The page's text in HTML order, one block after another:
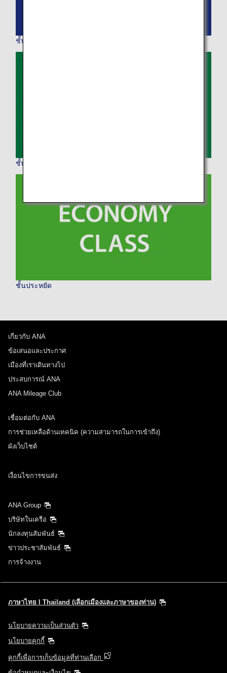
ชั้นธุรกิจ
ชั้นประหยัดพรีเมียม
ชั้นประหยัด
เกี่ยวกับ ANA
ข้อเสนอและประกาศ
เมืองที่เราเดินทางไป
ประสบการณ์ ANA
ANA Mileage Club
เชื่อมต่อกับ ANA
การช่วยเหลือด้านเทคนิค (ความสามารถในการเข้าถึง)
ผังเว็บไซต์
เงื่อนไขการขนส่ง
ANA Group
บริษัทในเครือ
นักลงทุนสัมพันธ์
ข่าวประชาสัมพันธ์
การจ้างงาน
ภาษาไทย l Thailand (เลือกเมืองและภาษาของท่าน)
นโยบายความเป็นส่วนตัว
นโยบายคุกกี้
คุกกี้เพื่อการเก็บข้อมูลที่ท่านเลือก